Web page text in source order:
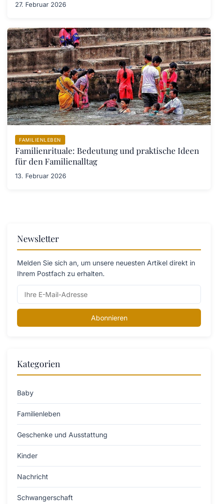
27. Februar 2026
FAMILIENLEBEN
Familienrituale: Bedeutung und praktische Ideen
für den Familienalltag
13. Februar 2026
Newsletter
Melden Sie sich an, um unsere neuesten Artikel direkt in
Ihrem Postfach zu erhalten.
Abonnieren
Kategorien
Baby
Familienleben
Geschenke und Ausstattung
Kinder
Nachricht
Schwangerschaft